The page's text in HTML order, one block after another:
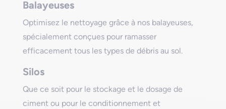
Balayeuses
Optimisez le nettoyage grâce à nos balayeuses,
spécialement conçues pour ramasser
efficacement tous les types de débris au sol.
Silos
Que ce soit pour le stockage et le dosage de
ciment ou pour le conditionnement et